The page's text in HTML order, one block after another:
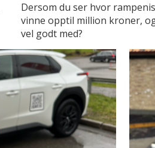
Dersom du ser hvor
vinne opptil million kroner,
vel godt med?